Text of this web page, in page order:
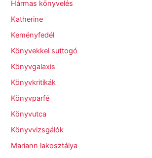
Hármas könyvelés
Katherine
Keményfedél
Könyvekkel suttogó
Könyvgalaxis
Könyvkritikák
Könyvparfé
Könyvutca
Könyvvizsgálók
Mariann lakosztálya